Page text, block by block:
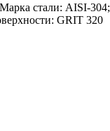
стали: AISI-304;
GRIT 320